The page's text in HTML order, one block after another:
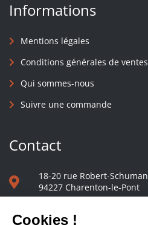
Informations
Mentions légales
Conditions générales de ventes
Qui sommes-nous
Suivre une commande
Contact
18-20 rue Robert-Schuman
94227 Charenton-le-Pont